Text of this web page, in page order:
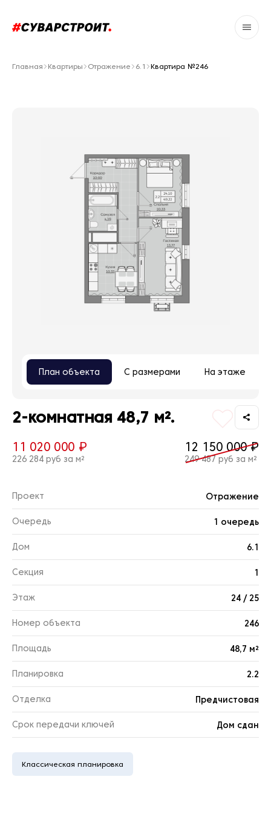
Главная Квартиры Отражение 6.1 Квартира №246
План объекта С размерами На этаже
2-комнатная 48,7 м².
11 020 000 ₽
226 284 руб за м²
12 150 000 ₽
249 487 руб за м²
Проект Отражение
Очередь 1 очередь
Дом 6.1
Секция 1
Этаж 24 / 25
Номер объекта 246
Площадь 48,7 м²
Планировка 2.2
Отделка Предчистовая
Срок передачи ключей Дом сдан
Классическая планировка